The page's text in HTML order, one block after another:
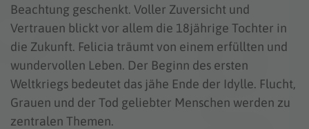
Beachtung geschenkt. Voller Zuversicht und
Vertrauen blickt vor allem die 18jährige Tochter in
die Zukunft. Felicia träumt von einem erfüllten und
wundervollen Leben. Der Beginn des ersten
Weltkriegs bedeutet das jähe Ende der Idylle. Flucht,
Grauen und der Tod geliebter Menschen werden zu
zentralen Themen.